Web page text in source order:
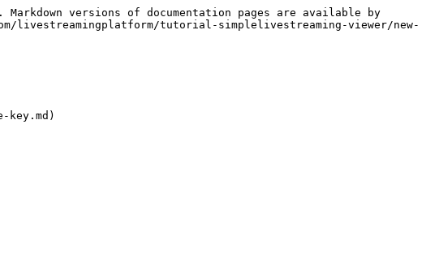
versions of documentation pages are available by
livestreamingplatform/tutorial-simplelivestreaming-viewer/new-